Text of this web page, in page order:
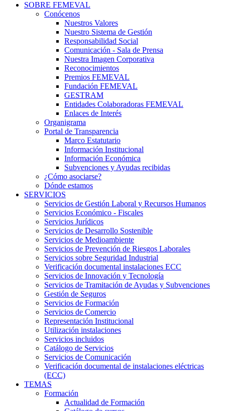
SOBRE FEMEVAL
Conócenos
Nuestros Valores
Nuestro Sistema de Gestión
Responsabilidad Social
Comunicación - Sala de Prensa
Nuestra Imagen Corporativa
Reconocimientos
Premios FEMEVAL
Fundación FEMEVAL
GESTRAM
Entidades Colaboradoras FEMEVAL
Enlaces de Interés
Organigrama
Portal de Transparencia
Marco Estatutario
Información Institucional
Información Económica
Subvenciones y Ayudas recibidas
¿Cómo asociarse?
Dónde estamos
SERVICIOS
Servicios de Gestión Laboral y Recursos Humanos
Servicios Económico - Fiscales
Servicios Jurídicos
Servicios de Desarrollo Sostenible
Servicios de Medioambiente
Servicios de Prevención de Riesgos Laborales
Servicios sobre Seguridad Industrial
Verificación documental instalaciones ECC
Servicios de Innovación y Tecnología
Servicios de Tramitación de Ayudas y Subvenciones
Gestión de Seguros
Servicios de Formación
Servicios de Comercio
Representación Institucional
Utilización instalaciones
Servicios incluidos
Catálogo de Servicios
Servicios de Comunicación
Verificación documental de instalaciones eléctricas
(ECC)
TEMAS
Formación
Actualidad de Formación